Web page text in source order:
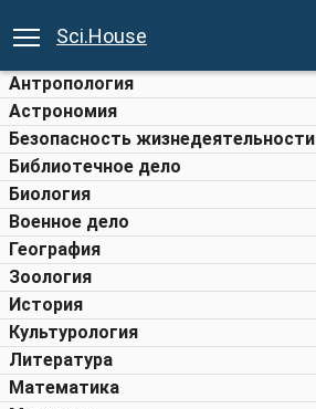
Sci.House
Антропология
Астрономия
Безопасность жизнедеятельности
Библиотечное дело
Биология
Военное дело
География
Зоология
История
Культурология
Литература
Математика